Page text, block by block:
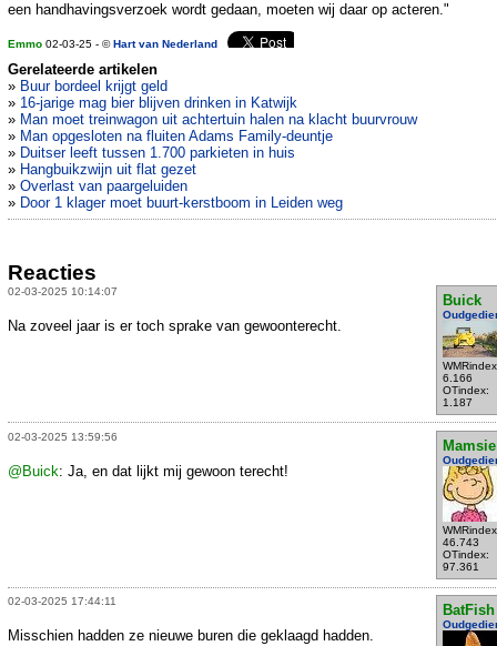
een handhavingsverzoek wordt gedaan, moeten wij daar op acteren."
Emmo 02-03-25 - ©Hart van Nederland
Gerelateerde artikelen
» Buur bordeel krijgt geld
» 16-jarige mag bier blijven drinken in Katwijk
» Man moet treinwagon uit achtertuin halen na klacht buurvrouw
» Man opgesloten na fluiten Adams Family-deuntje
» Duitser leeft tussen 1.700 parkieten in huis
» Hangbuikzwijn uit flat gezet
» Overlast van paargeluiden
» Door 1 klager moet buurt-kerstboom in Leiden weg
Reacties
02-03-2025 10:14:07
Buick
6.166
OTindex:
1.187
Na zoveel jaar is er toch sprake van gewoonterecht.
02-03-2025 13:59:56
Mamsie
46.743
OTindex:
97.361
@Buick: Ja, en dat lijkt mij gewoon terecht!
02-03-2025 17:44:11
BatFish
Misschien hadden ze nieuwe buren die geklaagd hadden.